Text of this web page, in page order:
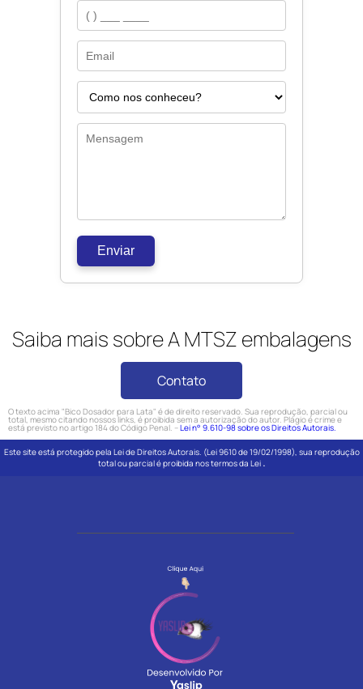
Enviar
Saiba mais sobre A MTSZ embalagens
Contato
O texto acima "Bico Dosador para Lata" é de direito reservado. Sua reprodução, parcial ou
total, mesmo citando nossos links, é proibida sem a autorização do autor. Plágio é crime e
está previsto no artigo 184 do Código Penal. –Lei n° 9.610-98 sobre os Direitos Autorais.
Este site está protegido pela Lei de Direitos Autorais. (Lei 9610 de 19/02/1998), sua reprodução
total ou parcial é proibida nos termos da Lei .